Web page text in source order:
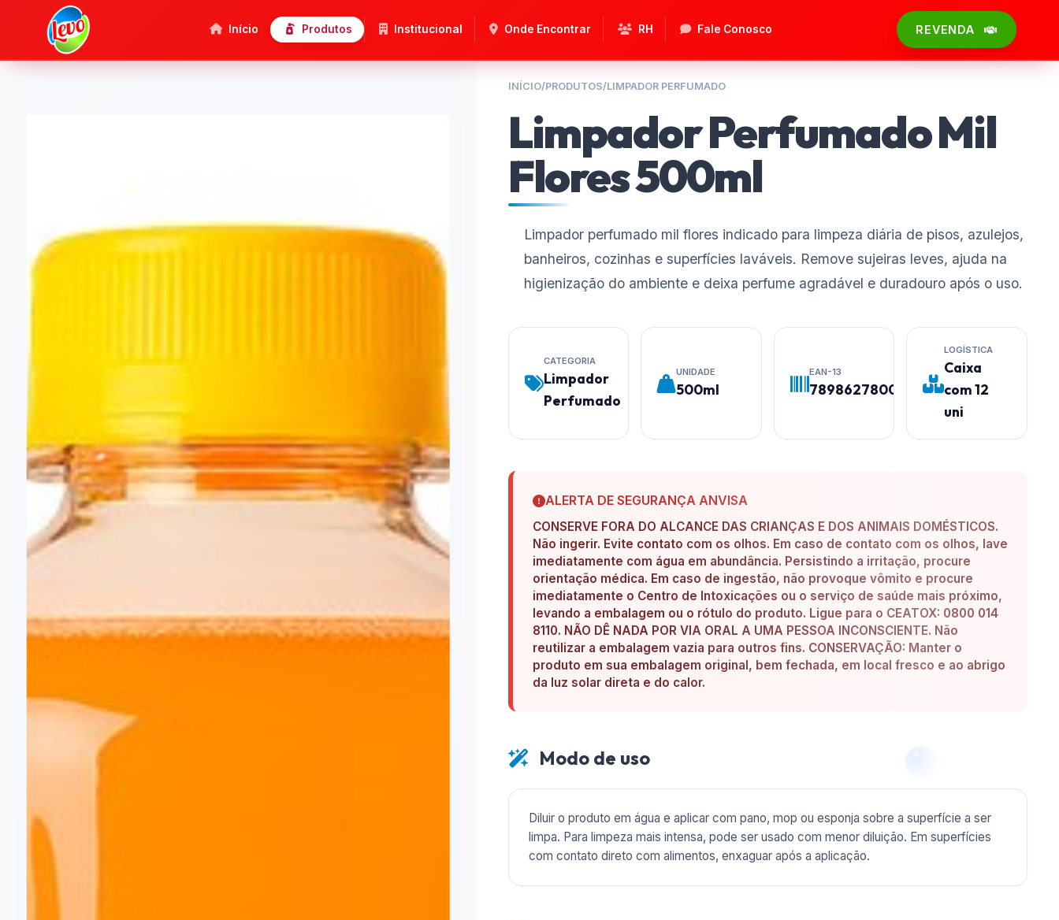
Início Produtos Institucional Onde Encontrar RH Fale Conosco REVENDA
INÍCIO/PRODUTOS/LIMPADOR PERFUMADO
Limpador Perfumado Mil
Flores 500ml
Limpador perfumado mil flores indicado para limpeza diária de pisos, azulejos,
banheiros, cozinhas e superfícies laváveis. Remove sujeiras leves, ajuda na
higienização do ambiente e deixa perfume agradável e duradouro após o uso.
CATEGORIA
Limpador
Perfumado
UNIDADE
500ml
EAN-13
7898627800133
LOGÍSTICA
Caixa
com 12
uni
ALERTA DE SEGURANÇA ANVISA
CONSERVE FORA DO ALCANCE DAS CRIANÇAS E DOS ANIMAIS DOMÉSTICOS.
Não ingerir. Evite contato com os olhos. Em caso de contato com os olhos, lave
imediatamente com água em abundância. Persistindo a irritação, procure
orientação médica. Em caso de ingestão, não provoque vômito e procure
imediatamente o Centro de Intoxicações ou o serviço de saúde mais próximo,
levando a embalagem ou o rótulo do produto. Ligue para o CEATOX: 0800 014
8110. NÃO DÊ NADA POR VIA ORAL A UMA PESSOA INCONSCIENTE. Não
reutilizar a embalagem vazia para outros fins. CONSERVAÇÃO: Manter o
produto em sua embalagem original, bem fechada, em local fresco e ao abrigo
da luz solar direta e do calor.
Modo de uso
Diluir o produto em água e aplicar com pano, mop ou esponja sobre a superfície a ser
limpa. Para limpeza mais intensa, pode ser usado com menor diluição. Em superfícies
com contato direto com alimentos, enxaguar após a aplicação.